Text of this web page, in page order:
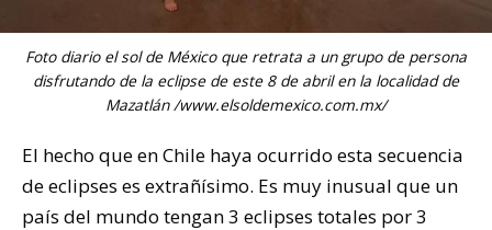
Foto diario el sol de México que retrata a un grupo de persona
disfrutando de la eclipse de este 8 de abril en la localidad de
Mazatlán /www.elsoldemexico.com.mx/
El hecho que en Chile haya ocurrido esta secuencia
de eclipses es extrañísimo. Es muy inusual que un
país del mundo tengan 3 eclipses totales por 3